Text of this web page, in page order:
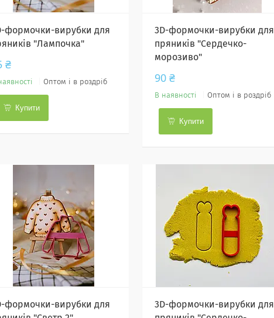
формочки-вирубки для
"Лампочка"
₴
Оптом і в роздріб
Купити
3D-формочки-вирубки для
пряників "Сердечко-
морозиво"
90 ₴
В наявності Оптом і в роздріб
Купити
формочки-вирубки для
3D-формочки-вирубки для